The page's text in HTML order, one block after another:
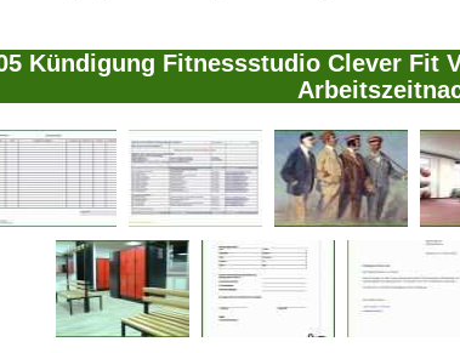
Kündigung Fitnessstudio Clever Fit